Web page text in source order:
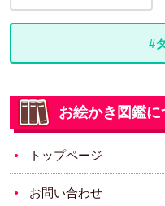
#
お絵かき図鑑に
トップページ
お問い合わせ